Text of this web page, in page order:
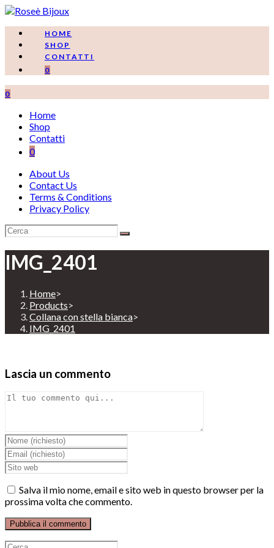
Salta
contenutoHOME
SHOP
CONTATTI
0
0
Home
Shop
Contatti
0
About Us
Contact Us
Terms & Conditions
Privacy Policy
IMG_2401
Home>
Products>
Collana con stella bianca>
IMG_2401
Lascia un commento
Comment
Inserisci
il
tuo
nome
o
nome
utente
per
commentare
Inserisci
il
tuo
indirizzo
email
per
commentare
Enter
your
website
URL
Salva il mio nome, email e sito web in questo browser per la
prossima volta che commento.
Ricerca